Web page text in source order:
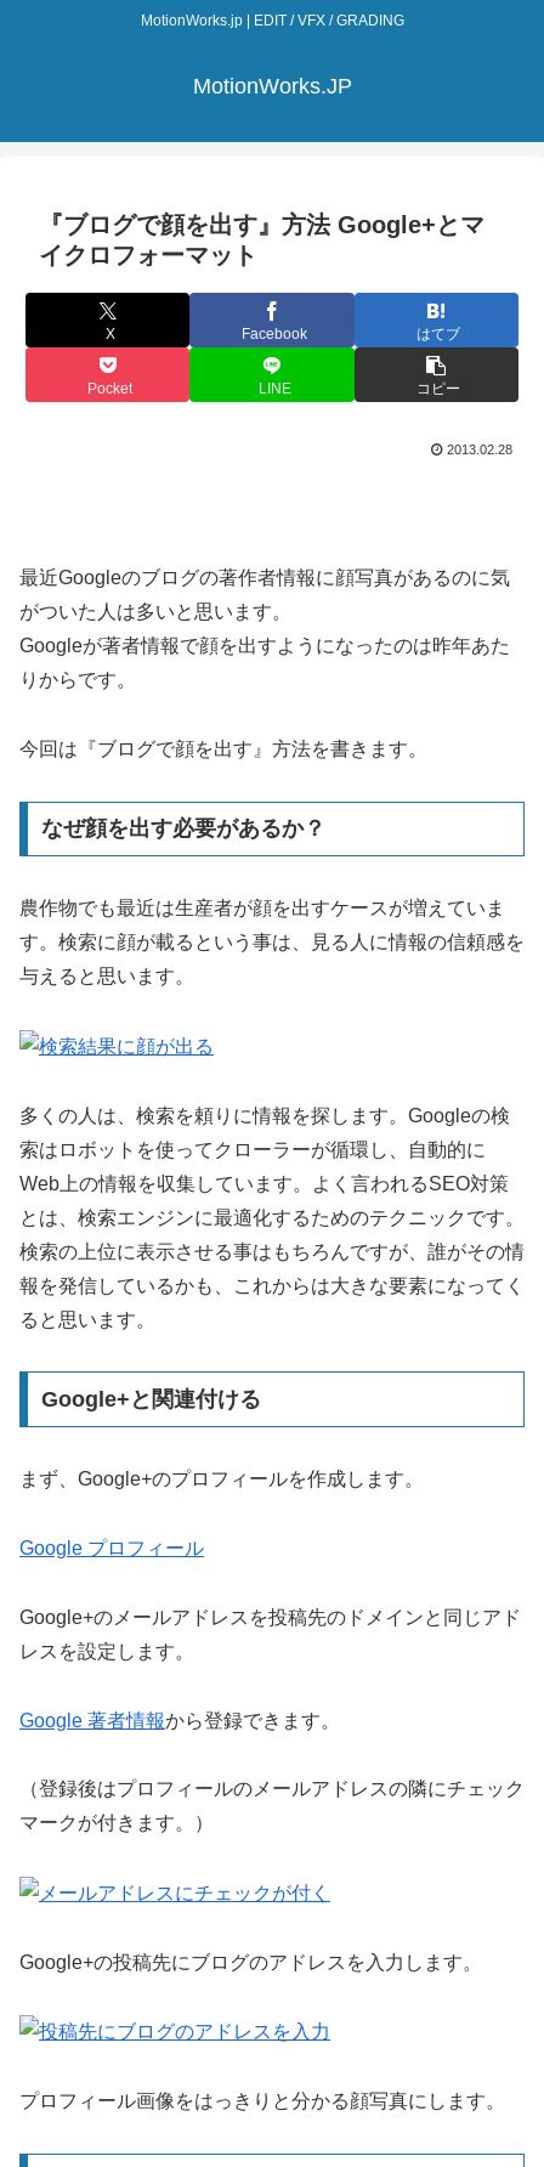
MotionWorks.jp | EDIT / VFX / GRADING
MotionWorks.JP
『ブログで顔を出す』方法 Google+とマ
イクロフォーマット
X Facebook はてブ
Pocket LINE コピー
2013.02.28
最近Googleのブログの著作者情報に顔写真があるのに気
がついた人は多いと思います。
Googleが著者情報で顔を出すようになったのは昨年あた
りからです。
今回は『ブログで顔を出す』方法を書きます。
なぜ顔を出す必要があるか？
農作物でも最近は生産者が顔を出すケースが増えていま
す。検索に顔が載るという事は、見る人に情報の信頼感を
与えると思います。
多くの人は、検索を頼りに情報を探します。Googleの検
索はロボットを使ってクローラーが循環し、自動的に
Web上の情報を収集しています。よく言われるSEO対策
とは、検索エンジンに最適化するためのテクニックです。
検索の上位に表示させる事はもちろんですが、誰がその情
報を発信しているかも、これからは大きな要素になってく
ると思います。
Google+と関連付ける
まず、Google+のプロフィールを作成します。
Google プロフィール
Google+のメールアドレスを投稿先のドメインと同じアド
レスを設定します。
Google 著者情報から登録できます。
（登録後はプロフィールのメールアドレスの隣にチェック
マークが付きます。）
Google+の投稿先にブログのアドレスを入力します。
プロフィール画像をはっきりと分かる顔写真にします。